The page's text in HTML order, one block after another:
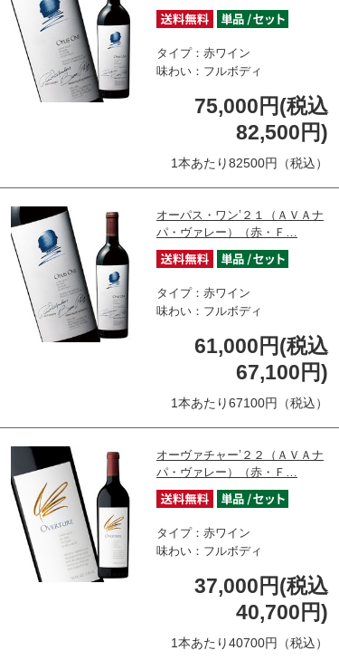
タイプ：赤ワイン
味わい：フルボディ
75,000円(税込
82,500円)
1本あたり82500円（税込）
オーパス・ワン’２１（ＡＶＡナ
パ・ヴァレー）（赤・Ｆ…
タイプ：赤ワイン
味わい：フルボディ
61,000円(税込
67,100円)
1本あたり67100円（税込）
オーヴァチャー’２２（ＡＶＡナ
パ・ヴァレー）（赤・Ｆ…
タイプ：赤ワイン
味わい：フルボディ
37,000円(税込
40,700円)
1本あたり40700円（税込）